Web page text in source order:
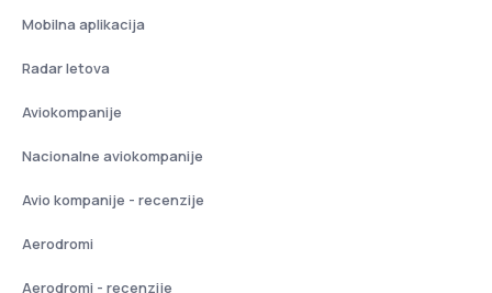
Mobilna aplikacija
Radar letova
Aviokompanije
Nacionalne aviokompanije
Avio kompanije - recenzije
Aerodromi
Aerodromi - recenzije